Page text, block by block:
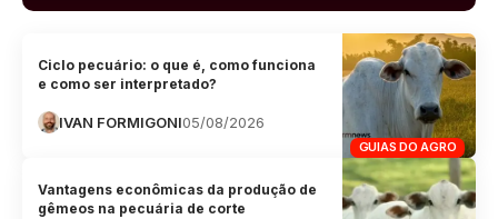
GUIAS DO AGRO
Ciclo pecuário: o que é, como funciona
e como ser interpretado?
IVAN FORMIGONI05/08/2026
Vantagens econômicas da produção de
gêmeos na pecuária de corte